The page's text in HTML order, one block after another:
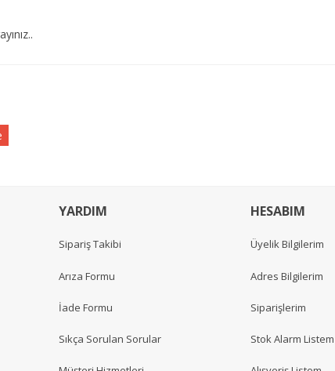
YARDIM
Sipariş Takibi
Arıza Formu
İade Formu
Sıkça Sorulan Sorular
HESABIM
Üyelik Bilgilerim
Adres Bilgilerim
Siparişlerim
Stok Alarm Listem